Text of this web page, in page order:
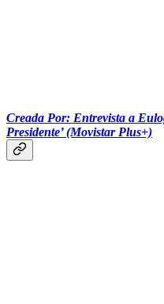
Creada Por: Entrevista a
Presidente’ (Movistar Plus+)